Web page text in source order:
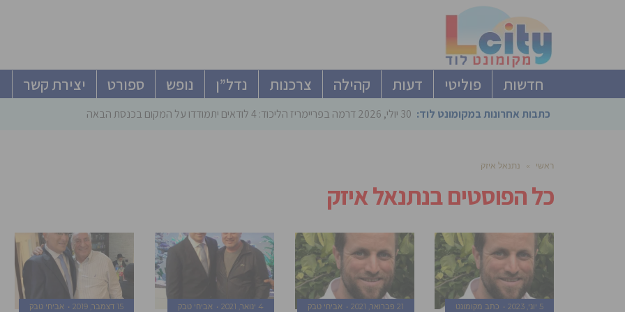
חדשות פוליטי דעות קהילה צרכנות נדל”ן נופש ספורט יצירת קשר
כתבות אחרונות במקומונט לוד: 30 יולי, 2026 דרמה בפריימריז הליכוד: 4 לודאים יתמודדו על המקום בכנסת הבאה
ראשי » נתנאל איזק
כל הפוסטים בנתנאל איזק
5 יוני, 2023 כתב מקומונט 21 פברואר, 2021 אביחי טבק 4 ינואר, 2021 אביחי טבק 15 דצמבר, 2019 אביחי טבק